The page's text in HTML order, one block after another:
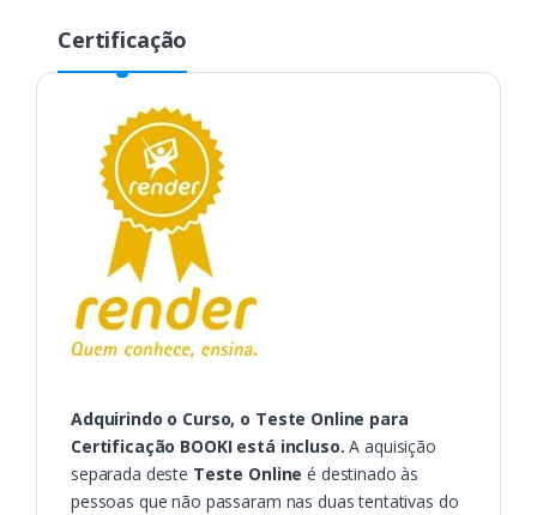
Certificação
Adquirindo o Curso, o Teste Online para
Certificação BOOKI está incluso. A aquisição
separada deste Teste Online é destinado às
pessoas que não passaram nas duas tentativas do